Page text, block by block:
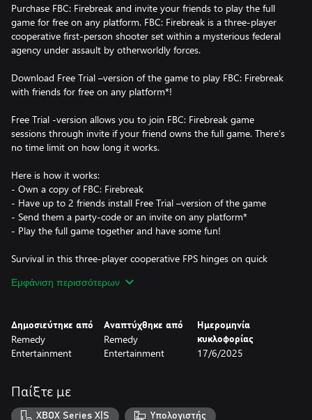
Purchase FBC: Firebreak and invite your friends to play the full
game for free on any platform. FBC: Firebreak is a three-player
cooperative first-person shooter set within a mysterious federal
agency under assault by otherworldly forces.
Download Free Trial –version of the game to play FBC: Firebreak
with friends for free on any platform*!
Free Trial -version allows you to join FBC: Firebreak game
sessions through invite if your friend owns the full game. There’s
no time limit on how long it works.
Here is how it works:
- Own a copy of FBC: Firebreak
- Have up to 2 friends install Free Trial –version of the game
- Send them a party-code or an invite on any platform*
- Play the full game together and have some fun!
Survival in this three-player cooperative FPS hinges on quick
paranatural crises across a variety of unexpected locations.
subscription on Xbox.
Εμφάνιση περισσότερων
Δημοσιεύτηκε από
Remedy
Entertainment
Αναπτύχθηκε από
Remedy
Entertainment
Ημερομηνία
κυκλοφορίας
17/6/2025
Παίξτε με
XBOX Series X|S Υπολογιστής